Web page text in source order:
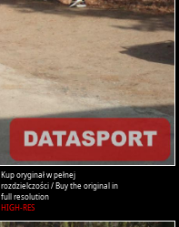
Kup oryginał w pełnej
rozdzielczości / Buy the original in
full resolution
HIGH-RES